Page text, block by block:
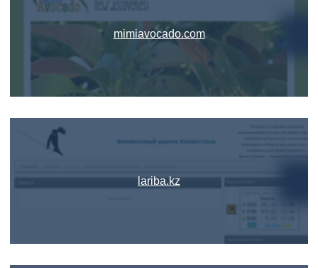
mimiavocado.com
lariba.kz